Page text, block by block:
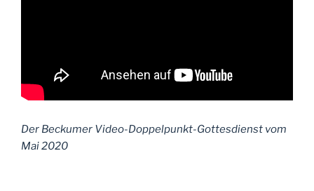
Der Beckumer Video-Doppelpunkt-Gottesdienst vom
Mai 2020